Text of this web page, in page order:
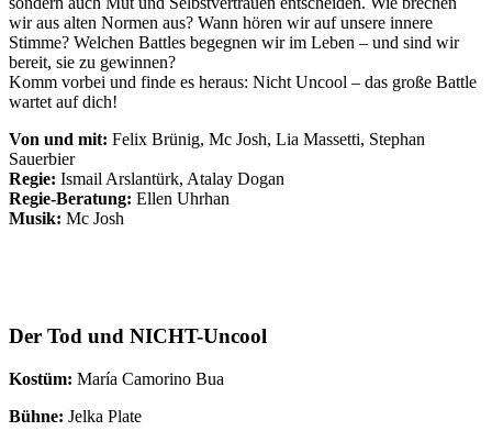
wir aus alten Normen aus? Wann hören wir auf unsere innere
Stimme? Welchen Battles begegnen wir im Leben – und sind wir
bereit, sie zu gewinnen?
Komm vorbei und finde es heraus: Nicht Uncool – das große Battle
wartet auf dich!
Von und mit: Felix Brünig, Mc Josh, Lia Massetti, Stephan
Sauerbier
Regie: Ismail Arslantürk, Atalay Dogan
Regie-Beratung: Ellen Uhrhan
Musik: Mc Josh
Der Tod und NICHT-Uncool
Kostüm: María Camorino Bua
Bühne: Jelka Plate